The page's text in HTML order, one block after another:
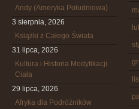
Andy (Ameryka Południowa)
3 sierpnia, 2026
Książki z Całego Świata
31 lipca, 2026
Kultura i Historia Modyfikacji
Ciała
29 lipca, 2026
Afryka dla Podróżników